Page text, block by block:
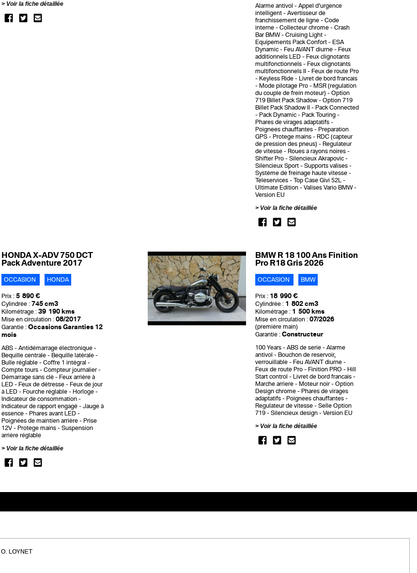
Voir la fiche détaillée
Alarme antivol
Appel d'urgence
intelligent
Avertisseur de
franchissement de ligne
Code
interne
Collecteur chrome
Crash
Bar BMW
Cruising Light
Equipements Pack Confort
ESA
Dynamic
Feu AVANT diurne
Feux
additionnels LED
Feux clignotants
multifonctionnels
Feux clignotants
multifonctionnels II
Feux de route Pro
Keyless Ride
Livret de bord francais
Mode pilotage Pro
MSR (regulation
du couple de frein moteur)
Option
719 Billet Pack Shadow
Option 719
Billet Pack Shadow II
Pack Connected
Pack Dynamic
Pack Touring
Phares de virages adaptatifs
Poignees chauffantes
Preparation
GPS
Protege mains
RDC (capteur
de pression des pneus)
Regulateur
de vitesse
Roues a rayons noires
Shifter Pro
Silencieux Akrapovic
Silencieux Sport
Supports valises
Système de freinage haute vitesse
Teleservices
Top Case Givi 52L
Ultimate Edition
Valises Vario BMW
Version EU
Voir la fiche détaillée
HONDA X-ADV 750 DCT
Pack Adventure 2017
OCCASION HONDA
Prix : 5 890 €
Cylindrée : 745 cm3
Kilométrage : 39 190 kms
Mise en circulation : 08/2017
Garantie : Occasions Garanties 12
mois
ABS
Antidémarrage électronique
Bequille centrale
Bequille latérale
Bulle réglable
Coffre 1 intégral
Compte tours
Compteur journalier
Démarrage sans clé
Feux arrière à
LED
Feux de détresse
Feux de jour
à LED
Fourche réglable
Horloge
Indicateur de consommation
Indicateur de rapport engagé
Jauge à
essence
Phares avant LED
Poignées de maintien arrière
Prise
12V
Protege mains
Suspension
arrière réglable
Voir la fiche détaillée
BMW R 18 100 Ans Finition
Pro R18 Gris 2026
OCCASION BMW
Prix : 18 990 €
Cylindrée : 1 802 cm3
Kilométrage : 1 500 kms
Mise en circulation : 07/2026
(première main)
Garantie : Constructeur
100 Years ABS de serie
Alarme
antivol
Bouchon de reservoir,
verrouillable
Feu AVANT diurne
Feux de route Pro
Finition PRO
Hill
Start control
Livret de bord francais
Marche arriere
Moteur noir
Option
Design chrome
Phares de virages
adaptatifs
Poignees chauffantes
Regulateur de vitesse
Selle Option
719
Silencieux design
Version EU
Voir la fiche détaillée
O. LOYNET